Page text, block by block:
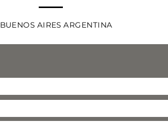
BUENOS AIRES ARGENTINA